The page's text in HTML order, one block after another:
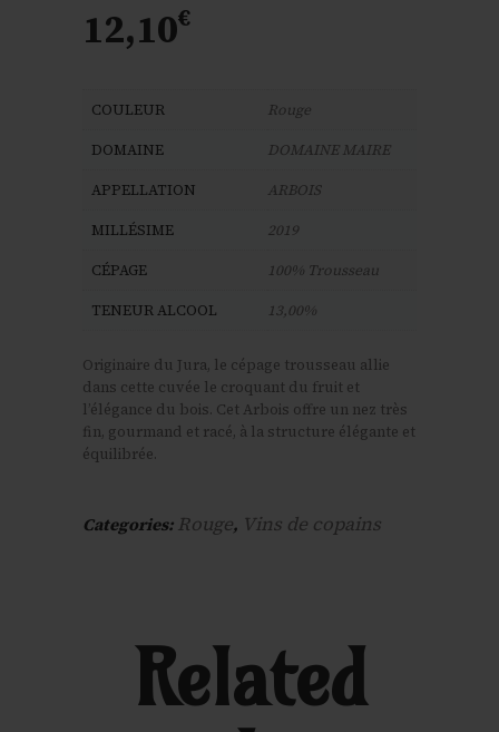
12,10€
COULEUR Rouge
DOMAINE DOMAINE MAIRE
APPELLATION ARBOIS
MILLÉSIME 2019
CÉPAGE 100% Trousseau
TENEUR ALCOOL 13,00%
Originaire du Jura, le cépage trousseau allie
dans cette cuvée le croquant du fruit et
l’élégance du bois. Cet Arbois offre un nez très
fin, gourmand et racé, à la structure élégante et
équilibrée.
Categories: Rouge, Vins de copains
Related